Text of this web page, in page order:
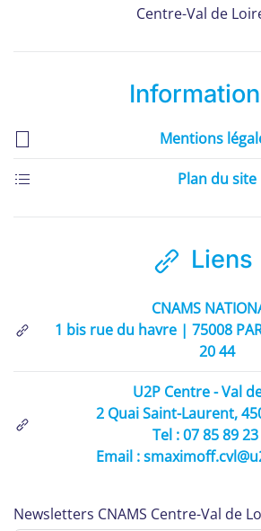
Centre-Val de
Mentions
Plan du site
Liens
CNAMS
1 bis rue du havre | 75008
20 44
U2P Centre - Val
2 Quai Saint-Laurent,
Tel : 07 85 89
Email :
Newsletters CNAMS Centre-Val de